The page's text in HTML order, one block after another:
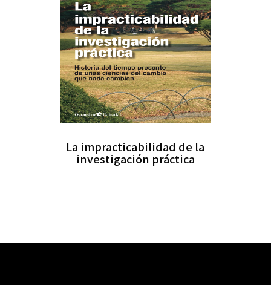
La impracticabilidad de la
investigación práctica